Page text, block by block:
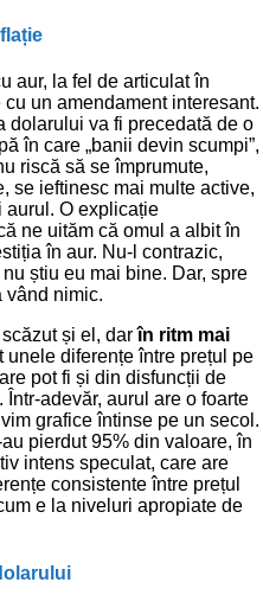
aur, la fel de articulat în
cu un amendament interesant.
dolarului va fi precedată de o
în care „banii devin scumpi”,
riscă să se împrumute,
se ieftinesc mai multe active,
aurul. O explicație
ne uităm că omul a albit în
în aur. Nu-l contrazic,
știu eu mai bine. Dar, spre
vând nimic.
și el, darîn ritm mai
diferențe între prețul pe
pot fi și din disfuncții de
adevăr, aurul are o foarte
grafice întinse pe un secol.
pierdut 95% din valoare, în
intens speculat, care are
consistente între prețul
e la niveluri apropiate de